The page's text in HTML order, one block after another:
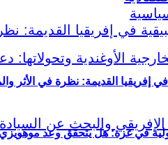
في غزة: هل يتحقق وعد
في إفريقيا القديمة: نظرة في الأثر